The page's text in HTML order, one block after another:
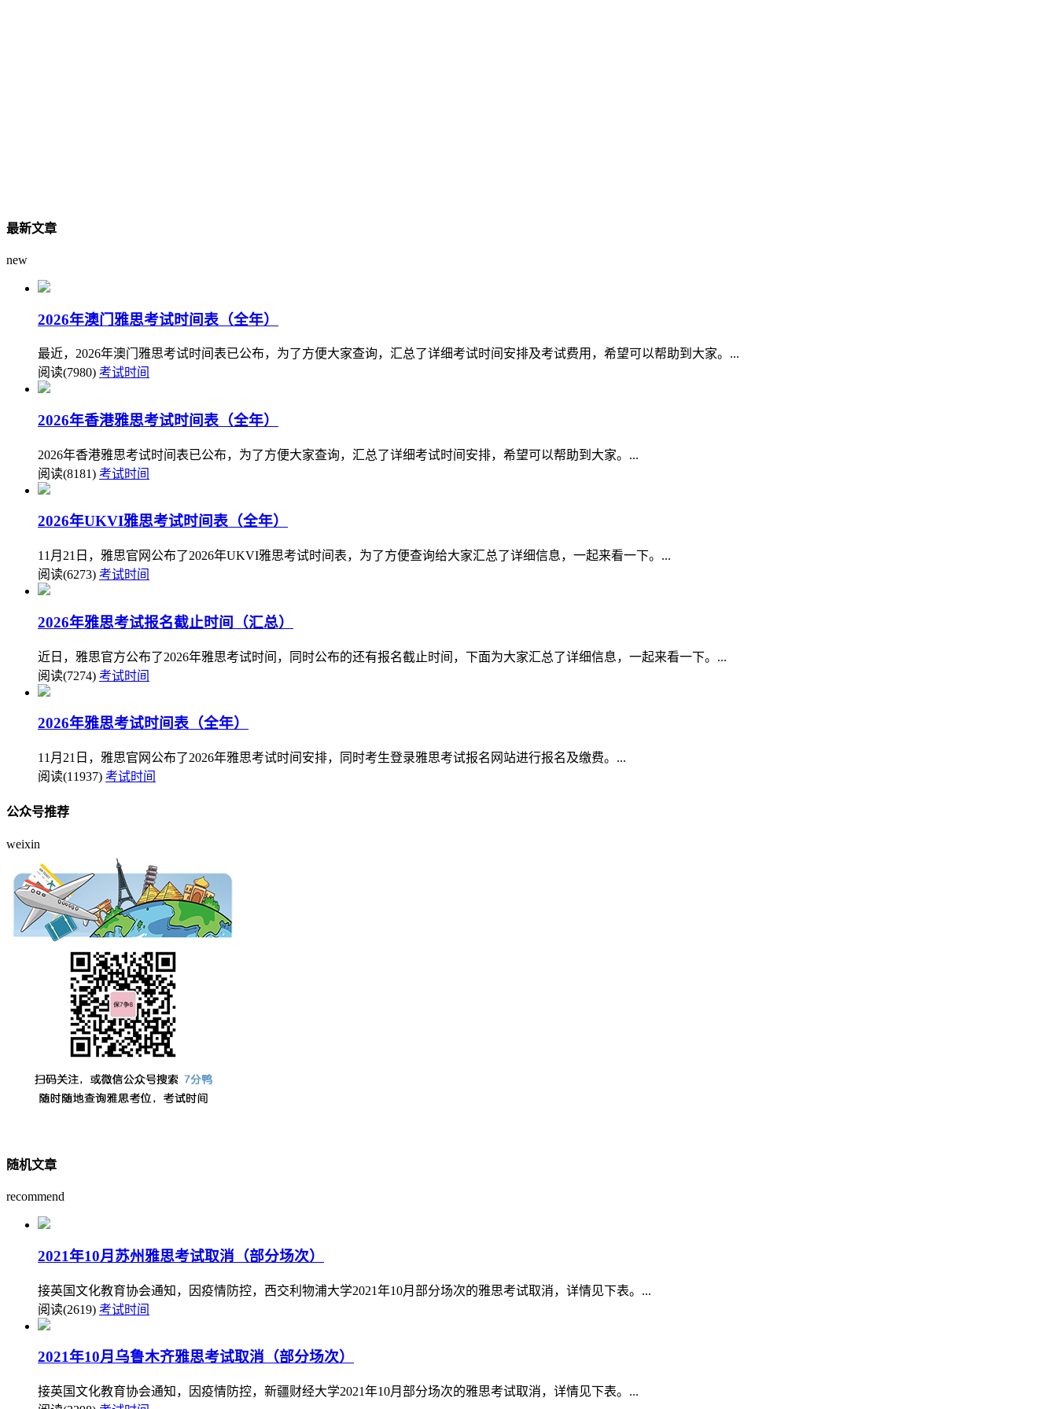
最新文章
new
2026年澳门雅思考试时间表（全年）
最近，2026年澳门雅思考试时间表已公布，为了方便大家查询，汇总了详细考试时间安排及考试费用，希望可以帮助到大家。...
阅读(7980) 考试时间
2026年香港雅思考试时间表（全年）
2026年香港雅思考试时间表已公布，为了方便大家查询，汇总了详细考试时间安排，希望可以帮助到大家。...
阅读(8181) 考试时间
2026年UKVI雅思考试时间表（全年）
11月21日，雅思官网公布了2026年UKVI雅思考试时间表，为了方便查询给大家汇总了详细信息，一起来看一下。...
阅读(6273) 考试时间
2026年雅思考试报名截止时间（汇总）
近日，雅思官方公布了2026年雅思考试时间，同时公布的还有报名截止时间，下面为大家汇总了详细信息，一起来看一下。...
阅读(7274) 考试时间
2026年雅思考试时间表（全年）
11月21日，雅思官网公布了2026年雅思考试时间安排，同时考生登录雅思考试报名网站进行报名及缴费。...
阅读(11937) 考试时间
公众号推荐
weixin
随机文章
recommend
2021年10月苏州雅思考试取消（部分场次）
接英国文化教育协会通知，因疫情防控，西交利物浦大学2021年10月部分场次的雅思考试取消，详情见下表。...
阅读(2619) 考试时间
2021年10月乌鲁木齐雅思考试取消（部分场次）
接英国文化教育协会通知，因疫情防控，新疆财经大学2021年10月部分场次的雅思考试取消，详情见下表。...